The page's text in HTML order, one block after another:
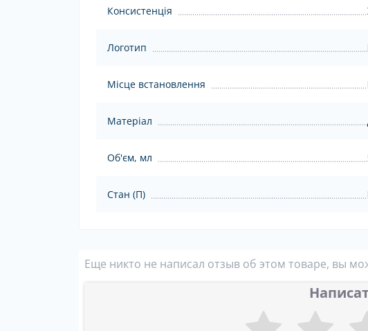
Консистенція
Логотип
Місце встановлення
Матеріал
Об'єм, мл
Стан (П)
Еще никто не написал отзыв об этом товаре, вы